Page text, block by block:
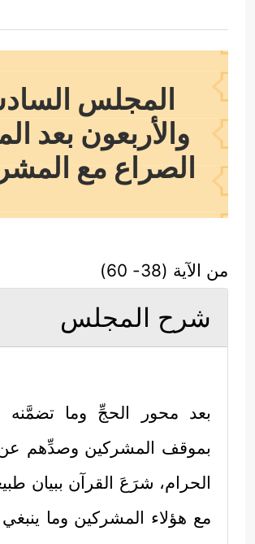
المجلس
والأربعون بعد
الصراع مع
من الآية (38- 60)
شرح المجلس
بعد محور الحجِّ وما تضمَّنه
بموقف المشركين وصدِّهم
الحرام، شرَعَ القرآن ببيان
مع هؤلاء المشركين وما ينبغي